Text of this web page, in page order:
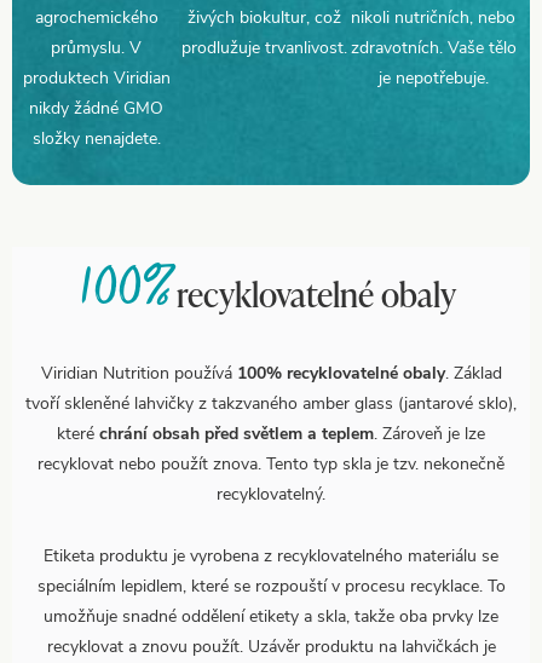
agrochemického
průmyslu. V
produktech Viridian
nikdy žádné GMO
složky nenajdete.
živých biokultur, což
prodlužuje trvanlivost.
nikoli nutričních, nebo
zdravotních. Vaše tělo
je nepotřebuje.
100%recyklovatelné obaly
Viridian Nutrition používá 100% recyklovatelné obaly. Základ
tvoří skleněné lahvičky z takzvaného amber glass (jantarové sklo),
které chrání obsah před světlem a teplem. Zároveň je lze
recyklovat nebo použít znova. Tento typ skla je tzv. nekonečně
recyklovatelný.
Etiketa produktu je vyrobena z recyklovatelného materiálu se
speciálním lepidlem, které se rozpouští v procesu recyklace. To
umožňuje snadné oddělení etikety a skla, takže oba prvky lze
recyklovat a znovu použít. Uzávěr produktu na lahvičkách je